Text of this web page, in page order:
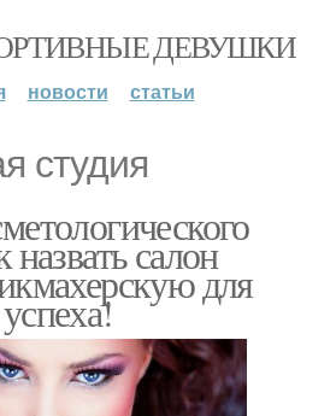
ДЕВУШКИ
новости статьи
студия
салон
для